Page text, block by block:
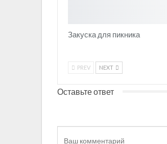
Закуска для пикника
PREV NEXT
Оставьте ответ